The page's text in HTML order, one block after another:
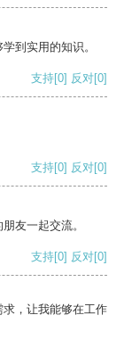
到实用的知识。
支持[0] 反对[0]
支持[0] 反对[0]
友一起交流。
支持[0] 反对[0]
，让我能够在工作